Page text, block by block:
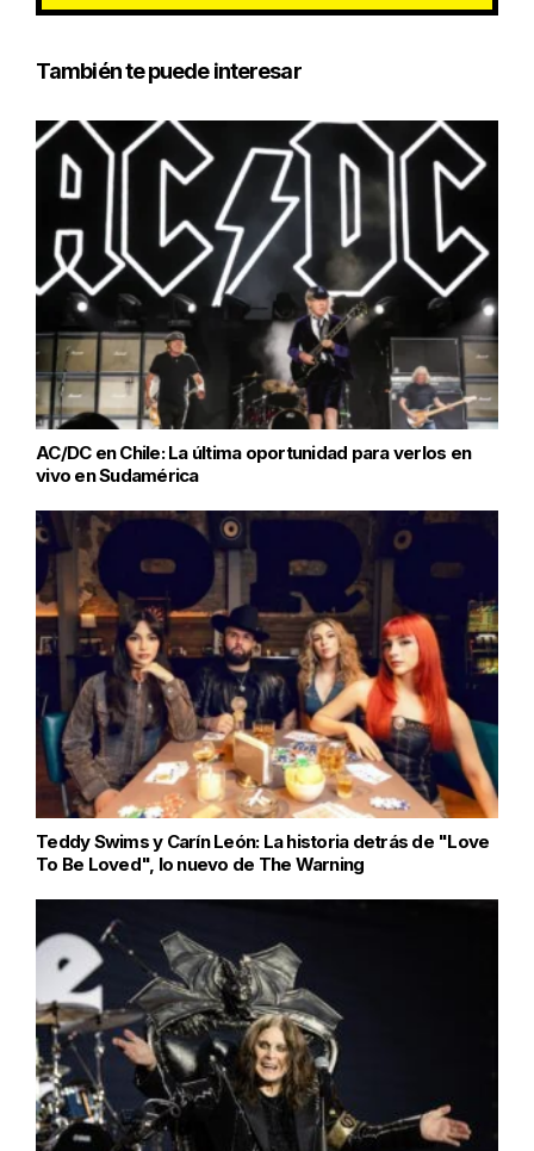
También te puede interesar
AC/DC en Chile: La última oportunidad para verlos en
vivo en Sudamérica
Teddy Swims y Carín León: La historia detrás de "Love
To Be Loved", lo nuevo de The Warning